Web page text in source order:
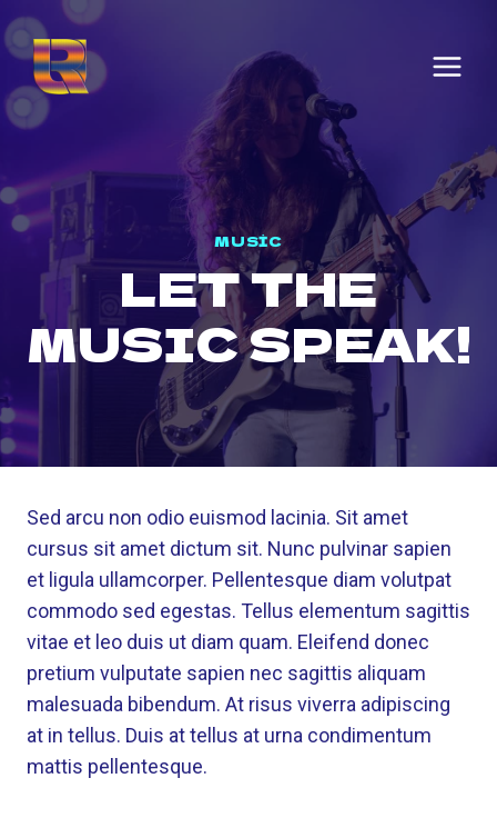
MUSIC
LET THE
MUSIC SPEAK!
Sed arcu non odio euismod lacinia. Sit amet
cursus sit amet dictum sit. Nunc pulvinar sapien
et ligula ullamcorper. Pellentesque diam volutpat
commodo sed egestas. Tellus elementum sagittis
vitae et leo duis ut diam quam. Eleifend donec
pretium vulputate sapien nec sagittis aliquam
malesuada bibendum. At risus viverra adipiscing
at in tellus. Duis at tellus at urna condimentum
mattis pellentesque.